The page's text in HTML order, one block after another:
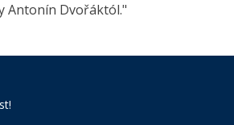
Antonín Dvořáktól."